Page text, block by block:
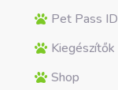
Pet Pass ID
Kiegészítők
Shop